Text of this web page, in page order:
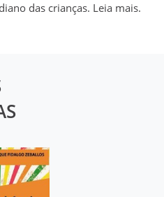
das crianças. Leia mais.